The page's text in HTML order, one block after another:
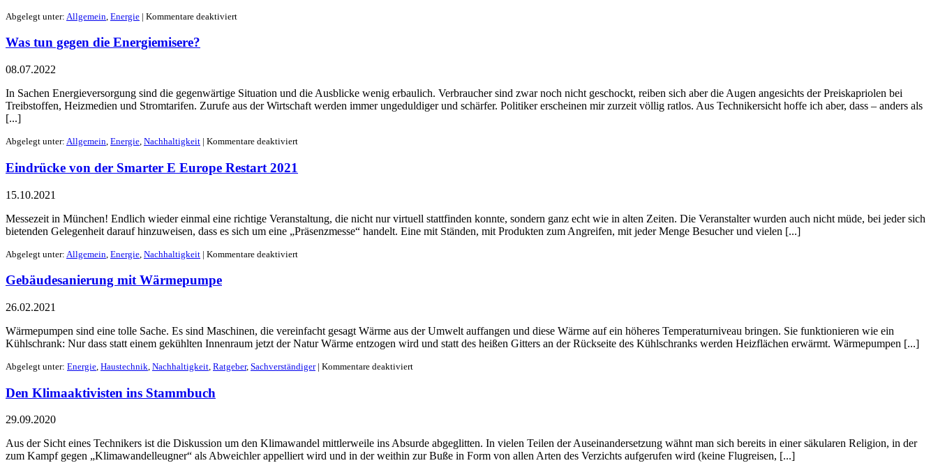
Abgelegt unter: Allgemein Energie | Kommentare deaktiviert
Was tun gegen die Energiemisere?
08.07.2022
In Sachen Energieversorgung sind die gegenwärtige Situation und die Ausblicke wenig erbaulich. Verbraucher sind zwar noch nicht geschockt, reiben sich aber die Augen angesichts der Preiskapriolen bei
Treibstoffen, Heizmedien und Stromtarifen. Zurufe aus der Wirtschaft werden immer ungeduldiger und schärfer. Politiker erscheinen mir zurzeit völlig ratlos. Aus Technikersicht hoffe ich aber, dass – anders als
[...]
Abgelegt unter: Allgemein, Energie, Nachhaltigkeit | Kommentare deaktiviert
Eindrücke von der Smarter E Europe Restart 2021
15.10.2021
Messezeit in München! Endlich wieder einmal eine richtige Veranstaltung, die nicht nur virtuell stattfinden konnte, sondern ganz echt wie in alten Zeiten. Die Veranstalter wurden auch nicht müde, bei jeder sich
bietenden Gelegenheit darauf hinzuweisen, dass es sich um eine „Präsenzmesse“ handelt. Eine mit Ständen, mit Produkten zum Angreifen, mit jeder Menge Besucher und vielen [...]
Abgelegt unter: Allgemein Energie Nachhaltigkeit | Kommentare deaktiviert
Gebäudesanierung mit Wärmepumpe
26.02.2021
Wärmepumpen sind eine tolle Sache. Es sind Maschinen, die vereinfacht gesagt Wärme aus der Umwelt auffangen und diese Wärme auf ein höheres Temperaturniveau bringen. Sie funktionieren wie ein
Kühlschrank: Nur dass statt einem gekühlten Innenraum jetzt der Natur Wärme entzogen wird und statt des heißen Gitters an der Rückseite des Kühlschranks werden Heizflächen erwärmt. Wärmepumpen [...]
Abgelegt unter: Energie, Haustechnik, Nachhaltigkeit, Ratgeber, Sachverständiger | Kommentare deaktiviert
Den Klimaaktivisten ins Stammbuch
29.09.2020
Aus der Sicht eines Technikers ist die Diskussion um den Klimawandel mittlerweile ins Absurde abgeglitten. In vielen Teilen der Auseinandersetzung wähnt man sich bereits in einer säkularen Religion, in der
zum Kampf gegen „Klimawandelleugner“ als Abweichler appelliert wird und in der weithin zur Buße in Form von allen Arten des Verzichts aufgerufen wird (keine Flugreisen, [...]